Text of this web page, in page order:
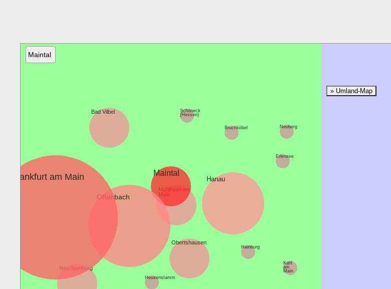
Maintal
Neuberg
Kahl
am
Main
Schöneck
(Hessen)
Erlensee
Hainburg
Heusenstamm
Bruchköbel
Obertshausen
Mühlheim am
Main
Bad Vilbel
Neu-Isenburg
Maintal
Hanau
Offenbach
Frankfurt am Main
» Umland-Map